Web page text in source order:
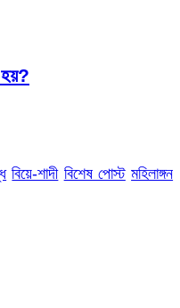
হয়?
বিয়ে-শাদী বিশেষ পোস্ট মহিলাঙ্গন